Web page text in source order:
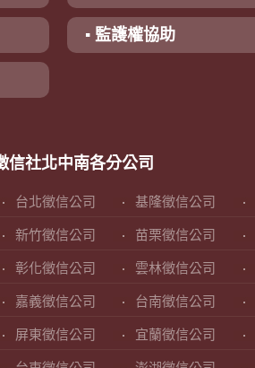
▪ 監護權協助
信社北中南各分公司
台北徵信公司 基隆徵信公司
新竹徵信公司 苗栗徵信公司
彰化徵信公司 雲林徵信公司
嘉義徵信公司 台南徵信公司
屏東徵信公司 宜蘭徵信公司